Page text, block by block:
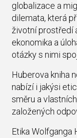
globalizace a
dilemata, která
životní prostředí
ekonomika a
otázky s nimi
Huberova kniha
nabízí i jakýsi
směru a
založených
Etika Wolfganga